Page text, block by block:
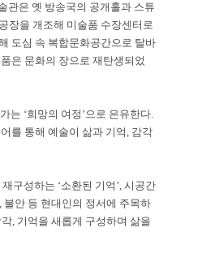
관은 옛 방송국의 공개홀과 스튜
장을 개조해 미술품 수장센터로
도심 속 복합문화공간으로 탈바
은 문화의 장으로 재탄생되었
는 ‘희망의 여정 ’으로 은유한다.
를 통해 예술이 삶과 기억, 감각
구성하는 ‘소환된 기억 ’, 시공간
, 불안 등 현대인의 정서에 주목하
각, 기억을 새롭게 구성하며 삶을